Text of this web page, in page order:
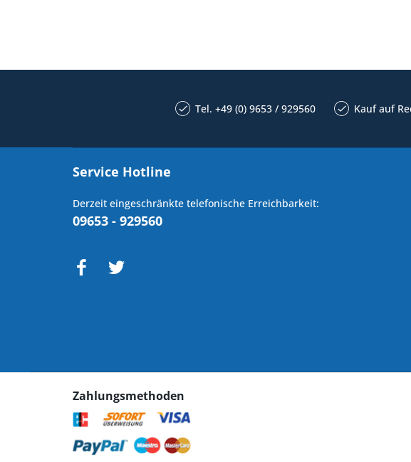
Tel. +49 (0) 9653 / 929560 Kauf auf
Service Hotline
Derzeit eingeschränkte telefonische Erreichbarkeit:
09653 - 929560
Zahlungsmethoden